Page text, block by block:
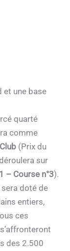
et une base
quarté
comme
(Prix du
sur
– Course n°3).
doté de
entiers,
ces
des 2.500